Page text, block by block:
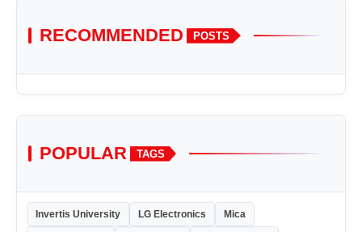
RECOMMENDED POSTS
POPULAR TAGS
Invertis University LG Electronics Mica